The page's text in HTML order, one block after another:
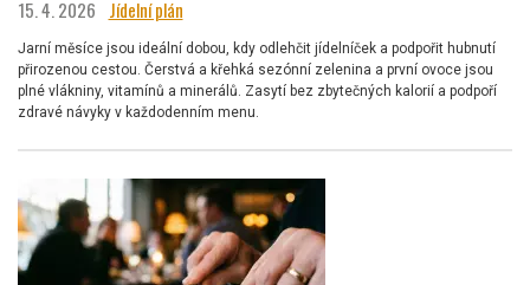
15. 4. 2026 Jídelní plán
Jarní měsíce jsou ideální dobou, kdy odlehčit jídelníček a podpořit hubnutí
přirozenou cestou. Čerstvá a křehká sezónní zelenina a první ovoce jsou
plné vlákniny, vitamínů a minerálů. Zasytí bez zbytečných kalorií a podpoří
zdravé návyky v každodenním menu.